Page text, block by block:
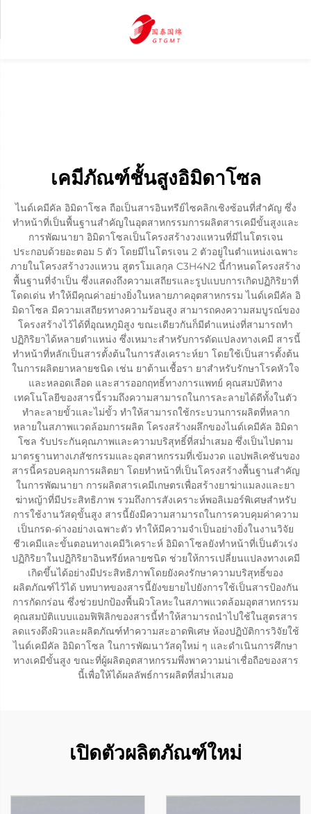
เคมีภัณฑ์ชั้นสูงอิมิดาโซล
ไนด์เคมีคัล อิมิดาโซล ถือเป็นสารอินทรีย์ไซคลิกเชิงซ้อนที่สำคัญ ซึ่ง
ทำหน้าที่เป็นพื้นฐานสำคัญในอุตสาหกรรมการผลิตสารเคมีขั้นสูงและ
การพัฒนายา อิมิดาโซลเป็นโครงสร้างวงแหวนที่มีไนโตรเจน
ประกอบด้วยอะตอม 5 ตัว โดยมีไนโตรเจน 2 ตัวอยู่ในตำแหน่งเฉพาะ
ภายในโครงสร้างวงแหวน สูตรโมเลกุล C3H4N2 นี้กำหนดโครงสร้าง
พื้นฐานที่จำเป็น ซึ่งแสดงถึงความเสถียรและรูปแบบการเกิดปฏิกิริยาที่
โดดเด่น ทำให้มีคุณค่าอย่างยิ่งในหลายภาคอุตสาหกรรม ไนด์เคมีคัล อิ
มิดาโซล มีความเสถียรทางความร้อนสูง สามารถคงความสมบูรณ์ของ
โครงสร้างไว้ได้ที่อุณหภูมิสูง ขณะเดียวกันก็มีตำแหน่งที่สามารถทำ
ปฏิกิริยาได้หลายตำแหน่ง ซึ่งเหมาะสำหรับการดัดแปลงทางเคมี สารนี้
ทำหน้าที่หลักเป็นสารตั้งต้นในการสังเคราะห์ยา โดยใช้เป็นสารตั้งต้น
ในการผลิตยาหลายชนิด เช่น ยาต้านเชื้อรา ยาสำหรับรักษาโรคหัวใจ
และหลอดเลือด และสารออกฤทธิ์ทางการแพทย์ คุณสมบัติทาง
เทคโนโลยีของสารนี้รวมถึงความสามารถในการละลายได้ดีทั้งในตัว
ทำละลายขั้วและไม่ขั้ว ทำให้สามารถใช้กระบวนการผลิตที่หลาก
หลายในสภาพแวดล้อมการผลิต โครงสร้างผลึกของไนด์เคมีคัล อิมิดา
โซล รับประกันคุณภาพและความบริสุทธิ์ที่สม่ำเสมอ ซึ่งเป็นไปตาม
มาตรฐานทางเภสัชกรรมและอุตสาหกรรมที่เข้มงวด แอปพลิเคชันของ
สารนี้ครอบคลุมการผลิตยา โดยทำหน้าที่เป็นโครงสร้างพื้นฐานสำคัญ
ในการพัฒนายา การผลิตสารเคมีเกษตรเพื่อสร้างยาฆ่าแมลงและยา
ฆ่าหญ้าที่มีประสิทธิภาพ รวมถึงการสังเคราะห์พอลิเมอร์พิเศษสำหรับ
การใช้งานวัสดุขั้นสูง สารนี้ยังมีความสามารถในการควบคุมค่าความ
เป็นกรด-ด่างอย่างเฉพาะตัว ทำให้มีความจำเป็นอย่างยิ่งในงานวิจัย
ชีวเคมีและขั้นตอนทางเคมีวิเคราะห์ อิมิดาโซลยังทำหน้าที่เป็นตัวเร่ง
ปฏิกิริยาในปฏิกิริยาอินทรีย์หลายชนิด ช่วยให้การเปลี่ยนแปลงทางเคมี
เกิดขึ้นได้อย่างมีประสิทธิภาพโดยยังคงรักษาความบริสุทธิ์ของ
ผลิตภัณฑ์ไว้ได้ บทบาทของสารนี้ยังขยายไปยังการใช้เป็นสารป้องกัน
การกัดกร่อน ซึ่งช่วยปกป้องพื้นผิวโลหะในสภาพแวดล้อมอุตสาหกรรม
คุณสมบัติแบบแอมฟิฟิลิกของสารนี้ทำให้สามารถนำไปใช้ในสูตรสาร
ลดแรงตึงผิวและผลิตภัณฑ์ทำความสะอาดพิเศษ ห้องปฏิบัติการวิจัยใช้
ไนด์เคมีคัล อิมิดาโซล ในการพัฒนาวัสดุใหม่ ๆ และดำเนินการศึกษา
ทางเคมีขั้นสูง ขณะที่ผู้ผลิตอุตสาหกรรมพึ่งพาความน่าเชื่อถือของสาร
นี้เพื่อให้ได้ผลลัพธ์การผลิตที่สม่ำเสมอ
เปิดตัวผลิตภัณฑ์ใหม่